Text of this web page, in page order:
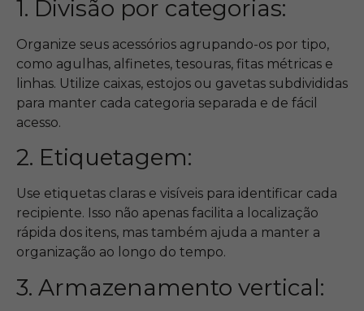
1. Divisão por categorias:
Organize seus acessórios agrupando-os por tipo,
como agulhas, alfinetes, tesouras, fitas métricas e
linhas. Utilize caixas, estojos ou gavetas subdivididas
para manter cada categoria separada e de fácil
acesso.
2. Etiquetagem:
Use etiquetas claras e visíveis para identificar cada
recipiente. Isso não apenas facilita a localização
rápida dos itens, mas também ajuda a manter a
organização ao longo do tempo.
3. Armazenamento vertical: